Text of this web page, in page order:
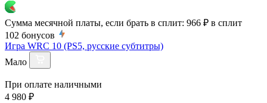
Сумма месячной платы, если брать в сплит: 966 ₽ в сплит
102 бонусов
Игра WRC 10 (PS5, русские субтитры)
Мало
При оплате наличными
4 980 ₽